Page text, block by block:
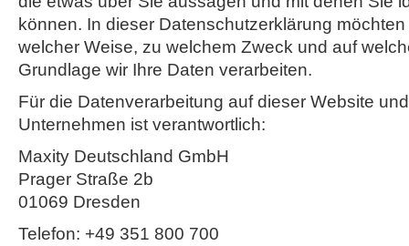
können. In dieser Datenschutzerklärung
welcher Weise, zu welchem Zweck und auf
Grundlage wir Ihre Daten verarbeiten.
Für die Datenverarbeitung auf dieser Website
Unternehmen ist verantwortlich:
Maxity Deutschland GmbH
Prager Straße 2b
01069 Dresden
Telefon: +49 351 800 700